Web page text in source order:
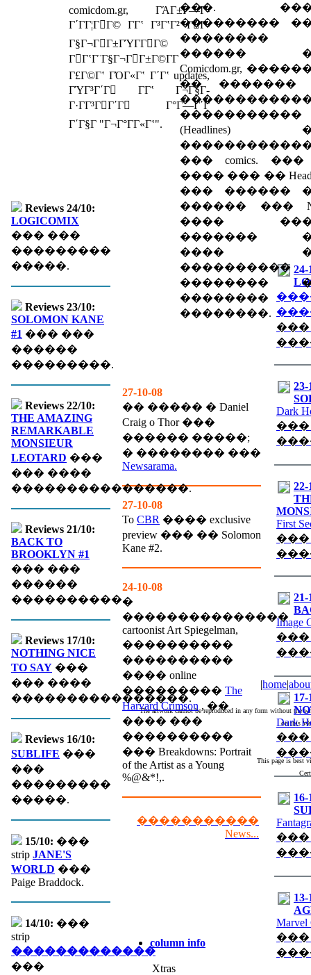
comicdom.gr, ΓΆΓ±Γ―Γ­
Γ΄ΓΓ¦ΓΓ© Γ­Γʽ Γ³ΓʽΓ² ΓΓ­
Γ§Γ¬ΓΓ±ΓΎΓ­ΓΓ©
ΓΓʽΓ¨Γ§Γ¬ΓΓ±Γ©Γ­Γ
Γ£Γ©Γʽ ΓΌΓ«Γʽ Γ΄Γʽ updates,
ΓΎΓ³Γ΄Γ Γ­Γʽ Γ¬Γ§Γ­
Γ·ΓΓ³ΓΓ΄Γ Γ°Γ―Γ΄Γ
Γ΄Γ§Γ­ "Γ¬Γ°ΓΓ«Γʽ".
Reviews 24/10:
LOGICOMIX
��� ���
���������
�����.
Reviews 23/10:
SOLOMON KANE
#1 ��� ���
������
���������.
Reviews 22/10:
THE AMAZING
REMARKABLE
MONSIEUR
LEOTARD ���
��� ����
����������������.
Reviews 21/10:
BACK TO
BROOKLYN #1
��� ���
������
����������.
Reviews 17/10:
NOTHING NICE
TO SAY ���
��� ����
����������������.
Reviews 16/10:
SUBLIFE ���
���
���������
�����.
15/10: ���
strip JANE'S
WORLD ���
Paige Braddock.
14/10: ���
strip
�������������
���
���.
���������
��������
������
Comicdom.gr,
�� �������
�����������
(Headlines)
��� comics. ���
���� ��� ��
��� ������
������ ���
����
�������
����
����������
��������
��������
��������.
27-10-08
�� ����� � Daniel
Craig o Thor ���
������ �����;
� �������� ���
Newsarama.
27-10-08
To CBR ���� exclusive
preview ��� �� Solomon
Kane #2.
24-10-08
�
���������������
cartoonist Art Spiegelman,
����������
����������
���� online
��������� The
Harvard Crimson , ��
���� ���
����������
��� Breakdowns: Portrait
of the Artist as a Young
%@&*!,.
�����������
News...
column info
Xtras
24-
23-
Dark
22-
First
21-
Image
17-
Dark
16-
13-
Marvel
|home|
The artwork cannot be reproduced in any form without the
on this
This page is best